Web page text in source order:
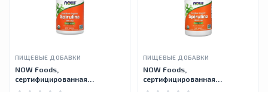
ПИЩЕВЫЕ ДОБАВКИ
NOW Foods,
сертифицированная
органическая спирулина, 500
ПИЩЕВЫЕ ДОБАВКИ
NOW Foods,
сертифицированная
органическая спирулина,1000